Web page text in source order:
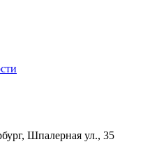
Шпалерная ул., 35